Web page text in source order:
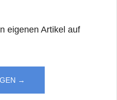
eigenen Artikel auf
→